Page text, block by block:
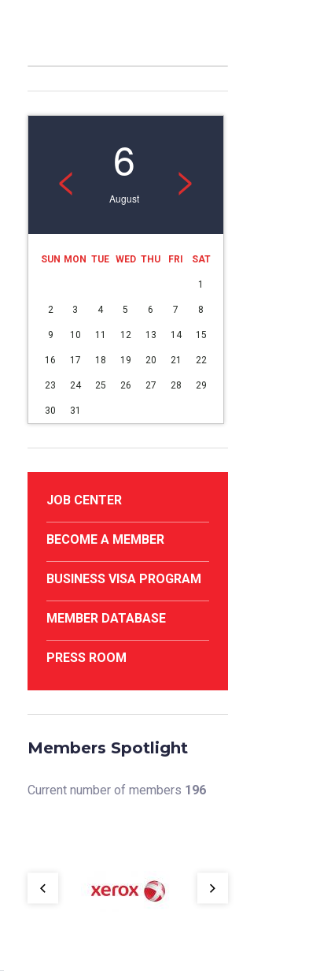
< 6
August >
SUN MON TUE WED THU FRI SAT
1
2 3 4 5 6 7 8
9 10 11 12 13 14 15
16 17 18 19 20 21 22
23 24 25 26 27 28 29
30 31
JOB CENTER
BECOME A MEMBER
BUSINESS VISA PROGRAM
MEMBER DATABASE
PRESS ROOM
Members Spotlight
Current number of members 196